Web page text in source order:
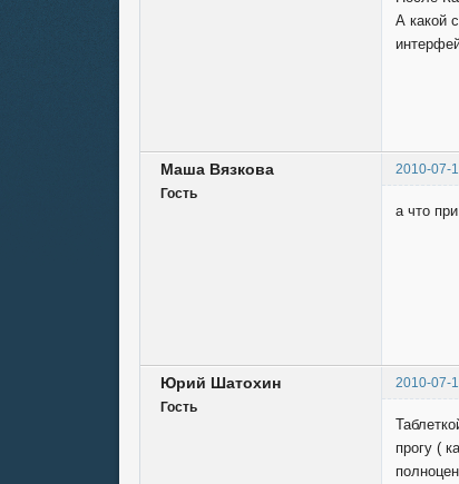
А какой
Маша Вязкова
2010-07-
Гость
а что
Юрий Шатохин
2010-07-
Гость
прогу (